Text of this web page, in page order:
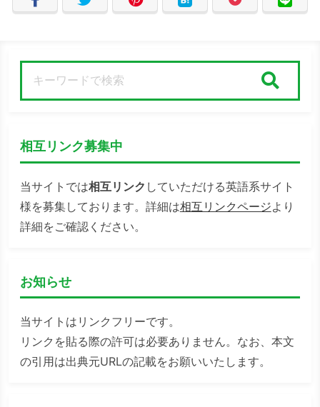
相互リンク募集中
当サイトでは相互リンク していただける英語系サイト
様を募集しております。詳細は相互リンクページより
詳細をご確認ください。
お知らせ
当サイトはリンクフリーです。
リンクを貼る際の許可は必要ありません。なお、本文
の引用は出典元URLの記載をお願いいたします。